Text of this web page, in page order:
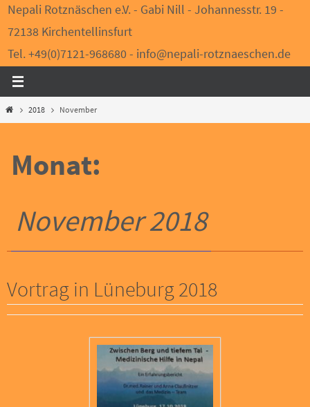
Nepali Rotznäschen e.V. - Gabi Nill - Johannesstr. 19 -
72138 Kirchentellinsfurt
Tel. +49(0)7121-968680 - info@nepali-rotznaeschen.de
Start2018 November
Monat:
November 2018
Vortrag in Lüneburg 2018